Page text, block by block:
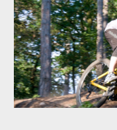
Test: helma Catlike
Test: helma Catlike